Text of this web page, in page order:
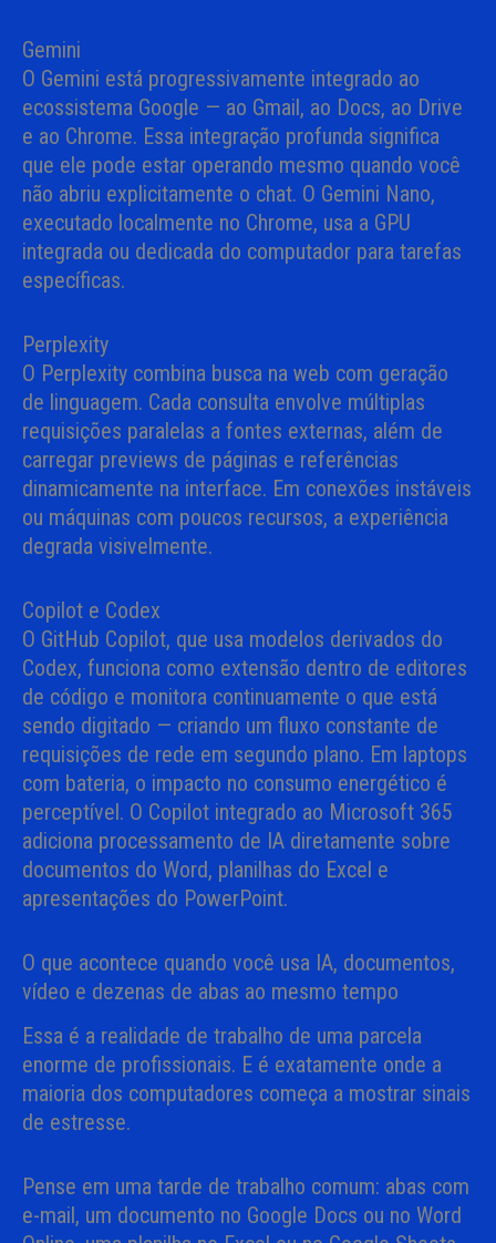
Gemini
O Gemini está progressivamente integrado ao
ecossistema Google — ao Gmail, ao Docs, ao Drive
e ao Chrome. Essa integração profunda significa
que ele pode estar operando mesmo quando você
não abriu explicitamente o chat. O Gemini Nano,
executado localmente no Chrome, usa a GPU
integrada ou dedicada do computador para tarefas
específicas.
Perplexity
O Perplexity combina busca na web com geração
de linguagem. Cada consulta envolve múltiplas
requisições paralelas a fontes externas, além de
carregar previews de páginas e referências
dinamicamente na interface. Em conexões instáveis
ou máquinas com poucos recursos, a experiência
degrada visivelmente.
Copilot e Codex
O GitHub Copilot, que usa modelos derivados do
Codex, funciona como extensão dentro de editores
de código e monitora continuamente o que está
sendo digitado — criando um fluxo constante de
requisições de rede em segundo plano. Em laptops
com bateria, o impacto no consumo energético é
perceptível. O Copilot integrado ao Microsoft 365
adiciona processamento de IA diretamente sobre
documentos do Word, planilhas do Excel e
apresentações do PowerPoint.
O que acontece quando você usa IA, documentos,
vídeo e dezenas de abas ao mesmo tempo
Essa é a realidade de trabalho de uma parcela
enorme de profissionais. E é exatamente onde a
maioria dos computadores começa a mostrar sinais
de estresse.
Pense em uma tarde de trabalho comum: abas com
e-mail, um documento no Google Docs ou no Word